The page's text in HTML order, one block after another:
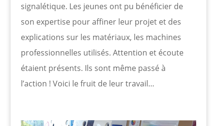
signalétique. Les jeunes ont pu bénéficier de
son expertise pour affiner leur projet et des
explications sur les matériaux, les machines
professionnelles utilisés. Attention et écoute
étaient présents. Ils sont même passé à
l’action ! Voici le fruit de leur travail…